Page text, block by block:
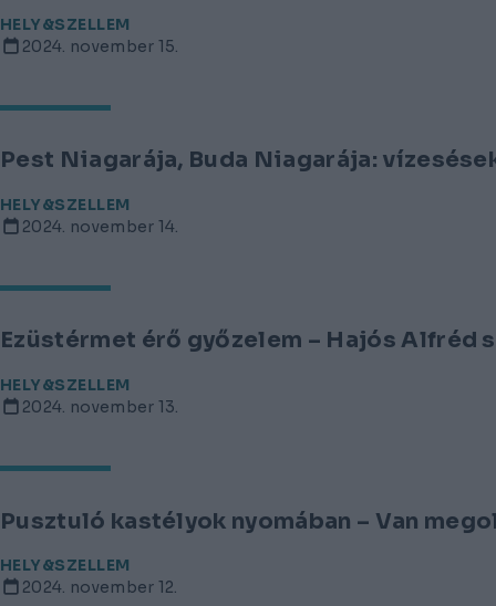
HELY&SZELLEM
2024. november 15.
Pest Niagarája, Buda Niagarája:
HELY&SZELLEM
2024. november 14.
Ezüstérmet érő győzelem – Hajós Alfréd
HELY&SZELLEM
2024. november 13.
Pusztuló kastélyok nyomában – Van
HELY&SZELLEM
2024. november 12.